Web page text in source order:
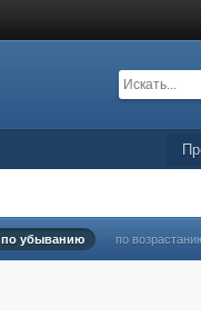
по убыванию по